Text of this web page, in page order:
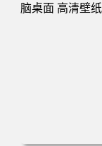
脑桌面 高清壁